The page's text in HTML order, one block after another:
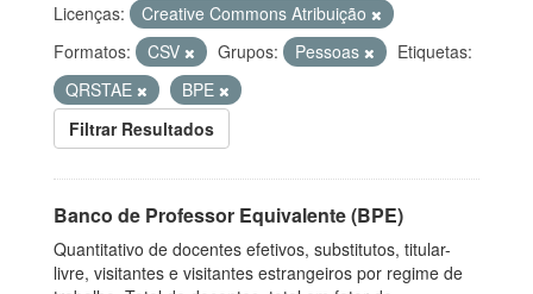
Licenças:
Creative Commons Atribuição
Formatos:
CSV Grupos: Pessoas
Etiquetas:
QRSTAE
BPE
Filtrar Resultados
Banco de Professor Equivalente (BPE)
Quantitativo de docentes efetivos, substitutos, titular-
livre, visitantes e visitantes estrangeiros por regime de